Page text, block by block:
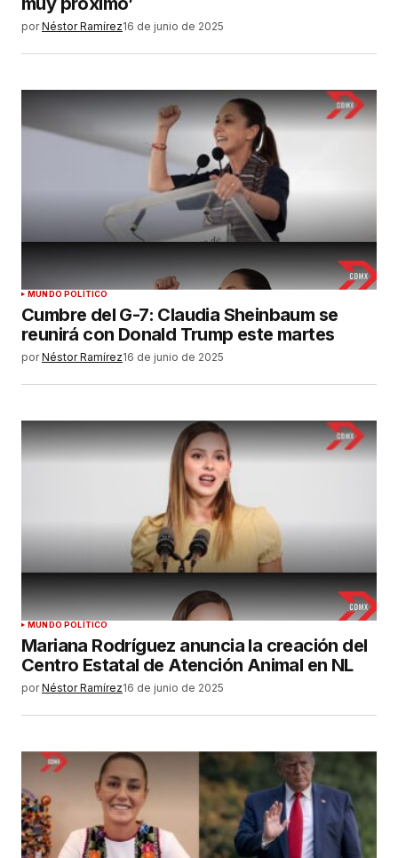
por Néstor Ramírez16 de junio de 2025
MUNDO POLÍTICO
Cumbre del G-7: Claudia Sheinbaum se
reunirá con Donald Trump este martes
por Néstor Ramírez16 de junio de 2025
MUNDO POLÍTICO
Mariana Rodríguez anuncia la creación del
Centro Estatal de Atención Animal en NL
por Néstor Ramírez16 de junio de 2025